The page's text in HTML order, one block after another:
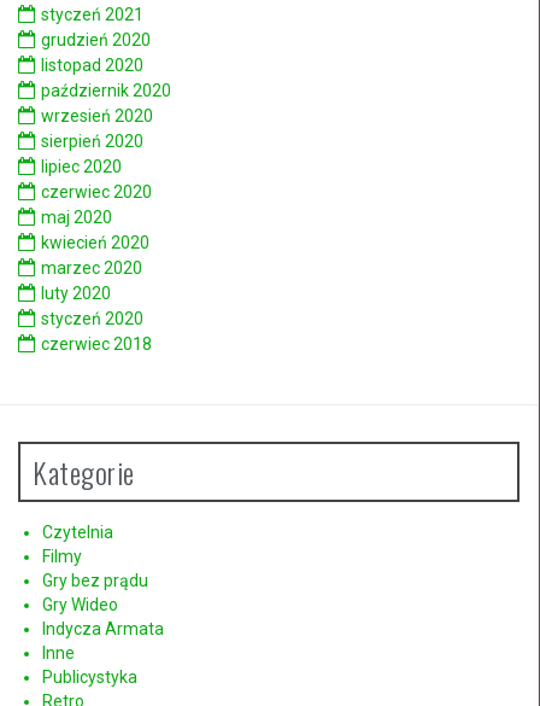
styczeń 2021
grudzień 2020
listopad 2020
październik 2020
wrzesień 2020
sierpień 2020
lipiec 2020
czerwiec 2020
maj 2020
kwiecień 2020
marzec 2020
luty 2020
styczeń 2020
czerwiec 2018
Kategorie
Czytelnia
Filmy
Gry bez prądu
Gry Wideo
Indycza Armata
Inne
Publicystyka
Retro